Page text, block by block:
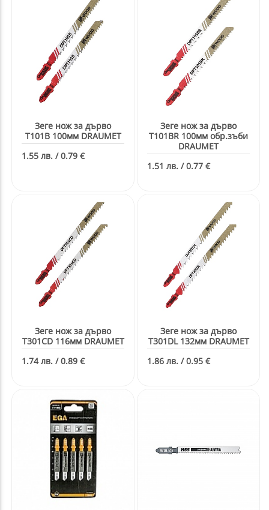
Зеге нож за дърво
T101B 100мм DRAUMET
1.55 лв. / 0.79 €
Зеге нож за дърво
T101BR 100мм обр.зъби
DRAUMET
1.51 лв. / 0.77 €
Зеге нож за дърво
T301CD 116мм DRAUMET
1.74 лв. / 0.89 €
Зеге нож за дърво
T301DL 132мм DRAUMET
1.86 лв. / 0.95 €